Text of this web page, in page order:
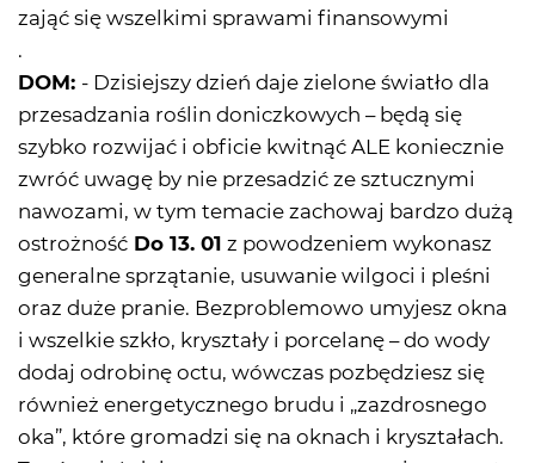
zająć się wszelkimi sprawami finansowymi
.
DOM: - Dzisiejszy dzień daje zielone światło dla
przesadzania roślin doniczkowych – będą się
szybko rozwijać i obficie kwitnąć ALE koniecznie
zwróć uwagę by nie przesadzić ze sztucznymi
nawozami, w tym temacie zachowaj bardzo dużą
ostrożność Do 13. 01 z powodzeniem wykonasz
generalne sprzątanie, usuwanie wilgoci i pleśni
oraz duże pranie. Bezproblemowo umyjesz okna
i wszelkie szkło, kryształy i porcelanę – do wody
dodaj odrobinę octu, wówczas pozbędziesz się
również energetycznego brudu i „zazdrosnego
oka”, które gromadzi się na oknach i kryształach.